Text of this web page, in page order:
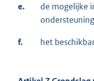
e.
de mogelijke
f. het